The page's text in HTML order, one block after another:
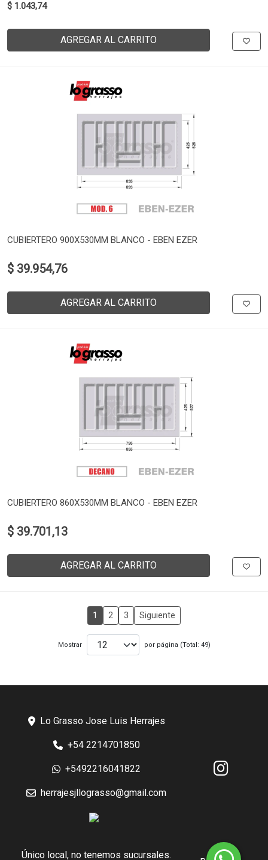
$ 1.043,74
AGREGAR AL CARRITO
CUBIERTERO 900X530MM BLANCO - EBEN EZER
$ 39.954,76
AGREGAR AL CARRITO
CUBIERTERO 860X530MM BLANCO - EBEN EZER
$ 39.701,13
AGREGAR AL CARRITO
1 2 3 Siguiente
Mostrar por página (Total: 49)
Lo Grasso Jose Luis Herrajes
+54 2214701850
+5492216041822
herrajesjllograsso@gmail.com
Único local, no tenemos sucursales.